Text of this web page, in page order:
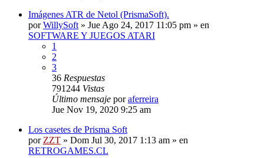
Imágenes ATR de Netol (PrismaSoft).
porWillySoft » Jue Ago 24, 2017 11:05 pm » en
SOFTWARE Y JUEGOS ATARI
1
2
3
36 Respuestas
791244 Vistas
Último mensaje poraferreira
Jue Nov 19, 2020 9:25 am
Los casetes de Prisma Soft
por ZZT » Dom Jul 30, 2017 1:13 am » en
RETROGAMES.CL